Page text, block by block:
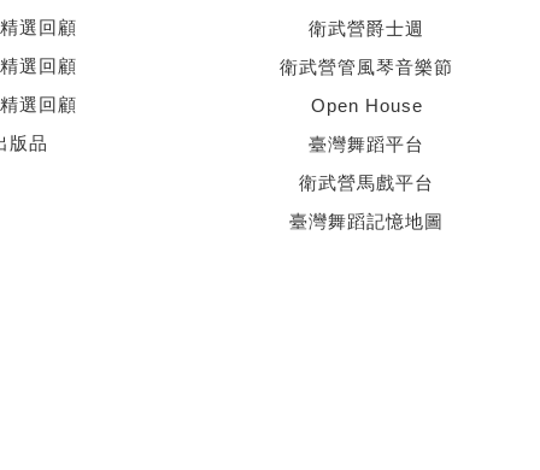
選回顧
選回顧
選回顧
版品
衛武營爵士週
衛武營管風琴音樂節
Open House
臺灣舞蹈平台
衛武營馬戲平台
臺灣舞蹈記憶地圖